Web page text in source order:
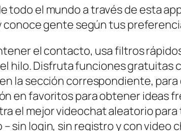
todo el mundo a través de esta
gente según tus
el contacto, usa filtros
hilo. Disfruta funciones
la sección correspondiente,
en favoritos para obtener ideas
el mejor videochat aleatorio
sin login, sin registro y con